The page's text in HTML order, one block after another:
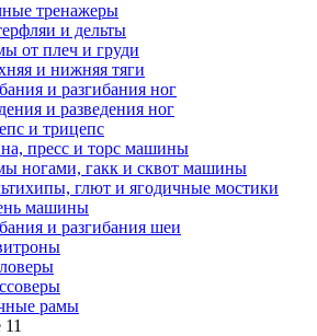
тренажеры
и дельты
от плеч и груди
и нижняя тяги
и разгибания ног
и разведения ног
и трицепс
пресс и торс машины
ногами, гакк и сквот машины
глют и ягодичные мостики
машины
и разгибания шеи
рамы